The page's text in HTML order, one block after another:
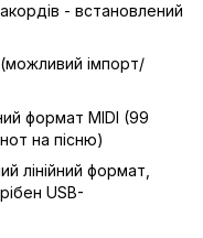
- встановлений
імпорт/
формат MIDI (99
на пісню)
лінійний формат,
USB-